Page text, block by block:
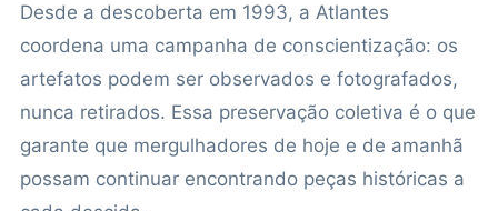
Desde a descoberta em 1993, a Atlantes
coordena uma campanha de conscientização: os
artefatos podem ser observados e fotografados,
nunca retirados. Essa preservação coletiva é o que
garante que mergulhadores de hoje e de amanhã
possam continuar encontrando peças históricas a